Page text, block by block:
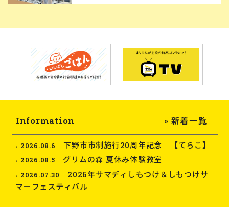
Information » 新着一覧
2026.08.6 下野市市制施行20周年記念 【てらこ】
2026.08.5 グリムの森 夏休み体験教室
2026.07.30
2026年サマディしもつけ＆しもつけサ
マーフェスティバル